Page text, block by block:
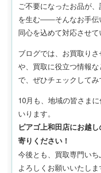
ご不要になったお品が
を生む――そんなお手伝
同心を込めて対応させて
ブログでは、お買取り
や、買取に役立つ情報
で、ぜひチェックしてみ
10月も、地域の皆さま
いります。
ピアゴ上和田店にお越
寄りください！
今後とも、買取専門い
よろしくお願いいたしま